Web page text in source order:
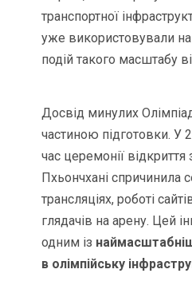
транспортної
уже використовували на
подій такого масштабу
Досвід минулих
частиною підготовки. У
час церемонії
Пхьончхані спричинила
трансляціях, роботі
глядачів на арену. Цей
одним із
в олімпійську